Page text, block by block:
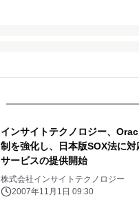
インサイトテクノロジー、
制を強化し、日本版SOX法に
サービスの提供開始
株式会社インサイトテクノロジー
2007年11月1日 09:30